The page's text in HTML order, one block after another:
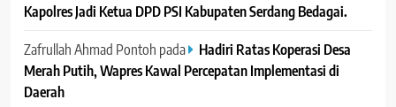
Kapolres Jadi Ketua DPD PSI Kabupaten Serdang Bedagai. ‎ ‎
Zafrullah Ahmad Pontoh pada
Hadiri Ratas Koperasi Desa
Merah Putih, Wapres Kawal Percepatan Implementasi di
Daerah